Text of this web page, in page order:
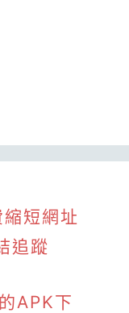
短網址
追蹤
APK下